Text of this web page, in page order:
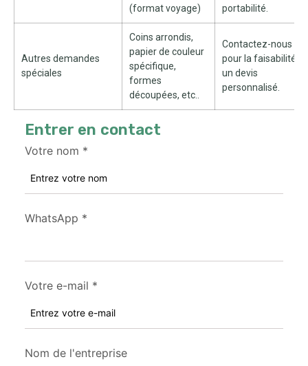
(format voyage)
portabilité.
Autres demandes
spéciales
Coins arrondis,
papier de couleur
spécifique,
formes
découpées, etc..
Contactez-nous
pour la faisabilité et
un devis
personnalisé.
Entrer en contact
Votre nom *
WhatsApp *
Votre e-mail *
Nom de l'entreprise